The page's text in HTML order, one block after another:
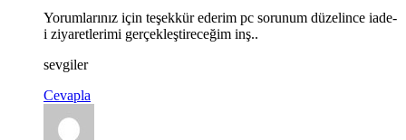
Yorumlarınız için teşekkür ederim pc sorunum düzelince iade-
i ziyaretlerimi gerçekleştireceğim inş..
sevgiler
Cevapla